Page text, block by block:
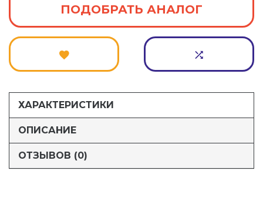
ПОДОБРАТЬ АНАЛОГ
ХАРАКТЕРИСТИКИ
ОПИСАНИЕ
ОТЗЫВОВ (0)